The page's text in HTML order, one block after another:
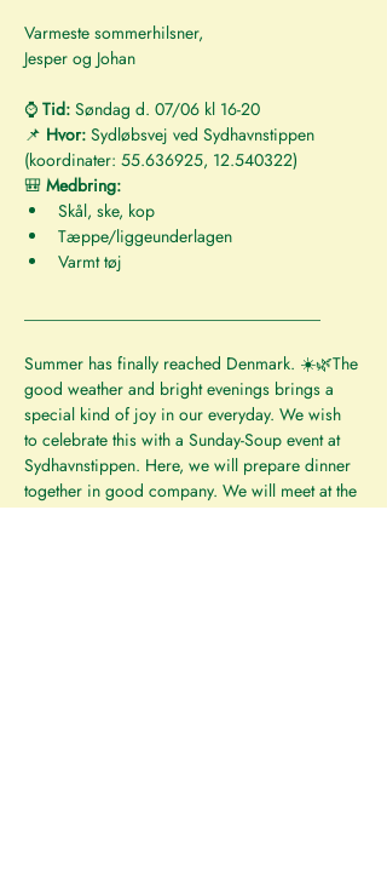
Varmeste sommerhilsner,
Jesper og Johan
⌚ Tid: Søndag d. 07/06 kl 16-20
📌 Hvor: Sydløbsvej ved Sydhavnstippen
(koordinater: 55.636925, 12.540322)
🎒 Medbring:
Skål, ske, kop
Tæppe/liggeunderlagen
Varmt tøj
Summer has finally reached Denmark. ☀️🌿The
good weather and bright evenings brings a
special kind of joy in our everyday. We wish
to celebrate this with a Sunday-Soup event at
Sydhavnstippen. Here, we will prepare dinner
together in good company. We will meet at the